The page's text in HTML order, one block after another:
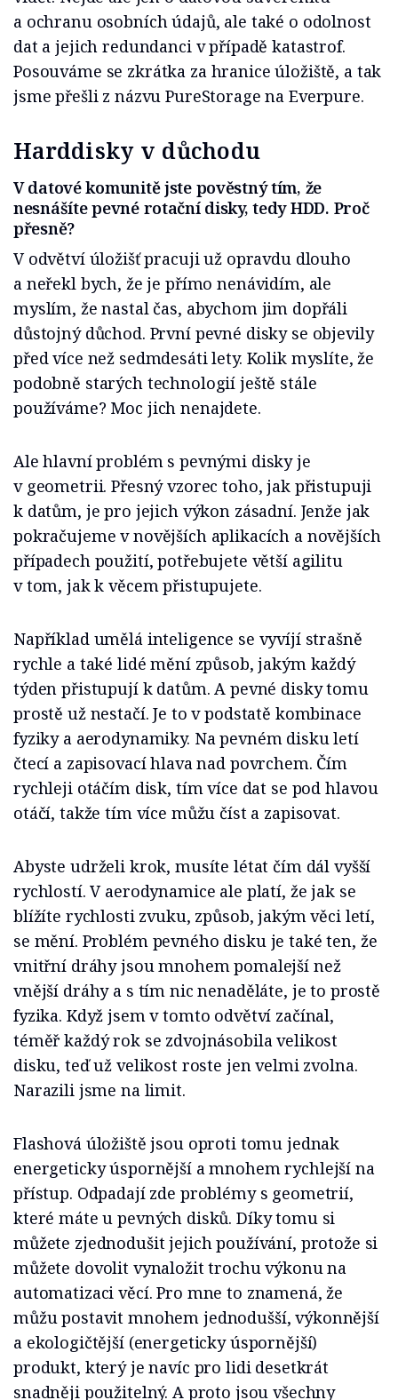
a ochranu osobních údajů, ale také o odolnost
dat a jejich redundanci v případě katastrof.
Posouváme se zkrátka za hranice úložiště, a tak
jsme přešli z názvu PureStorage na Everpure.
Harddisky v důchodu
V datové komunitě jste pověstný tím, že
nesnášíte pevné rotační disky, tedy HDD. Proč
přesně?
V odvětví úložišť pracuji už opravdu dlouho
a neřekl bych, že je přímo nenávidím, ale
myslím, že nastal čas, abychom jim dopřáli
důstojný důchod. První pevné disky se objevily
před více než sedmdesáti lety. Kolik myslíte, že
podobně starých technologií ještě stále
používáme? Moc jich nenajdete.
Ale hlavní problém s pevnými disky je
v geometrii. Přesný vzorec toho, jak přistupuji
k datům, je pro jejich výkon zásadní. Jenže jak
pokračujeme v novějších aplikacích a novějších
případech použití, potřebujete větší agilitu
v tom, jak k věcem přistupujete.
Například umělá inteligence se vyvíjí strašně
rychle a také lidé mění způsob, jakým každý
týden přistupují k datům. A pevné disky tomu
prostě už nestačí. Je to v podstatě kombinace
fyziky a aerodynamiky. Na pevném disku letí
čtecí a zapisovací hlava nad povrchem. Čím
rychleji otáčím disk, tím více dat se pod hlavou
otáčí, takže tím více můžu číst a zapisovat.
Abyste udrželi krok, musíte létat čím dál vyšší
rychlostí. V aerodynamice ale platí, že jak se
blížíte rychlosti zvuku, způsob, jakým věci letí,
se mění. Problém pevného disku je také ten, že
vnitřní dráhy jsou mnohem pomalejší než
vnější dráhy a s tím nic nenaděláte, je to prostě
fyzika. Když jsem v tomto odvětví začínal,
téměř každý rok se zdvojnásobila velikost
disku, teď už velikost roste jen velmi zvolna.
Narazili jsme na limit.
Flashová úložiště jsou oproti tomu jednak
energeticky úspornější a mnohem rychlejší na
přístup. Odpadají zde problémy s geometrií,
které máte u pevných disků. Díky tomu si
můžete zjednodušit jejich používání, protože si
můžete dovolit vynaložit trochu výkonu na
automatizaci věcí. Pro mne to znamená, že
můžu postavit mnohem jednodušší, výkonnější
a ekologičtější (energeticky úspornější)
produkt, který je navíc pro lidi desetkrát
snadněji použitelný. A proto jsou všechny